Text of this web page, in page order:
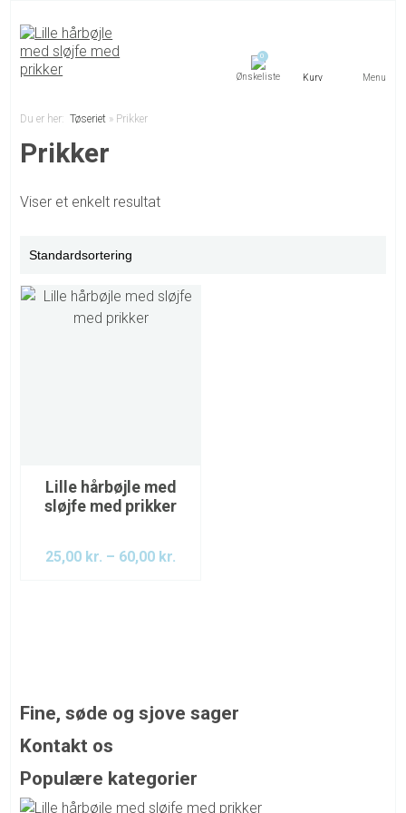
0
Menu
Du er her:Tøseriet » Prikker
Prikker
Viser et enkelt resultat
Lille hårbøjle med
sløjfe med prikker
25,00 kr. – 60,00 kr.
Fine, søde og sjove sager
DU inviteres ind i vores pigeunivers, hvor vi nøje har
lidt skæve, det nuttede, det sjove, det anderledes, det
søde og det festlige. Da vi ikke er del af en stor kæde, har
Kontakt os
Email: kontakt@toeseriet.dk
Populære kategorier
Produkter